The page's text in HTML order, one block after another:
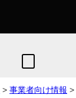
> 事業者向け情報 >